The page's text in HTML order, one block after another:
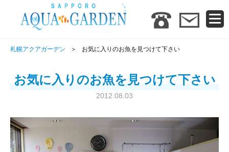
札幌アクアガーデン お気に入りのお魚を見つけて下さい
お気に入りのお魚を見つけて下さい
2012.08.03